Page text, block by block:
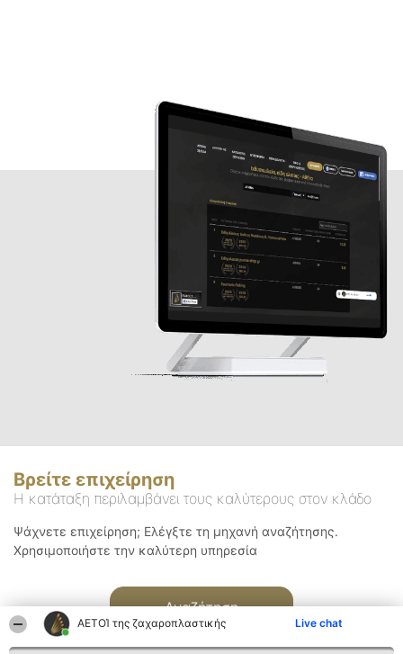
ΑΕΤΟΊ της ζαχαροπλαστικής Live chat
Βρείτε επιχείρηση
Η κατάταξη περιλαμβάνει τους καλύτερους στον κλάδο
Ψάχνετε επιχείρηση; Ελέγξτε τη μηχανή αναζήτησης.
Χρησιμοποιήστε την καλύτερη υπηρεσία
Αναζήτηση